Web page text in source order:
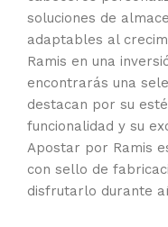
soluciones de
adaptables al
Ramis en una
encontrarás una
destacan por su
funcionalidad y su
Apostar por Ramis
con sello de
disfrutarlo durante